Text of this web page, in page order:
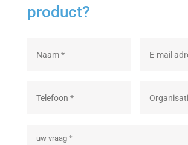
product?